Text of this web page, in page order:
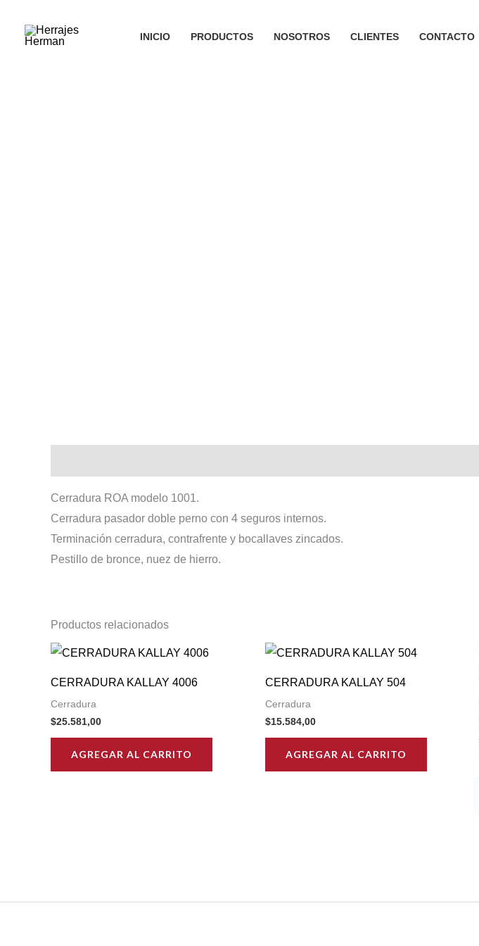
INICIO PRODUCTOS NOSOTROS CLIENTES CONTACTO
Cerradura ROA modelo 1001.
Cerradura pasador doble perno con 4 seguros internos.
Terminación cerradura, contrafrente y bocallaves zincados.
Pestillo de bronce, nuez de hierro.
Productos relacionados
CERRADURA KALLAY 4006
Cerradura
$25.581,00
AGREGAR AL CARRITO
CERRADURA KALLAY 504
Cerradura
$15.584,00
AGREGAR AL CARRITO